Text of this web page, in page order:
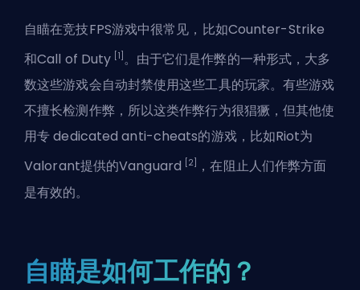
自瞄在竞技FPS游戏中很常见，比如Counter-Strike
和Call of Duty [1] 。由于它们是作弊的一种形式，大多
数这些游戏会自动封禁使用这些工具的玩家。有些游戏
不擅长检测作弊，所以这类作弊行为很猖獗，但其他使
用专 dedicated anti-cheats的游戏，比如Riot为
Valorant提供的Vanguard
[2]
，在阻止人们作弊方面
是有效的。
自瞄是如何工作的？